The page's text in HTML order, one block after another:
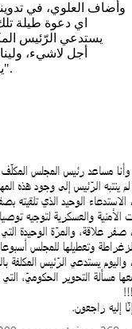
وأضاف العلوي، في
اي دعوة طيلة
يستدعي الرّئيس
أجل لاشيء،
يناقشها مع رئيس المجلس ولا مع المشيشي".